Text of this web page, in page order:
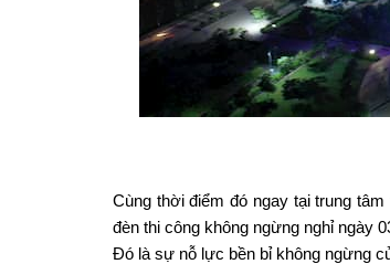
Cùng thời điểm đó ngay tại trung
đèn thi công không ngừng nghỉ ngày
Đó là sự nỗ lực bền bỉ không ngừng